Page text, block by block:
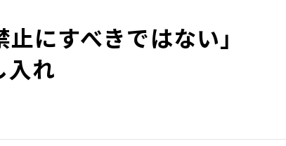
止にすべきではない」
入れ